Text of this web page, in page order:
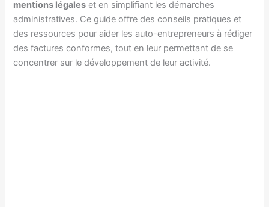
mentions légales et en simplifiant les démarches
administratives. Ce guide offre des conseils pratiques et
des ressources pour aider les auto-entrepreneurs à rédiger
des factures conformes, tout en leur permettant de se
concentrer sur le développement de leur activité.